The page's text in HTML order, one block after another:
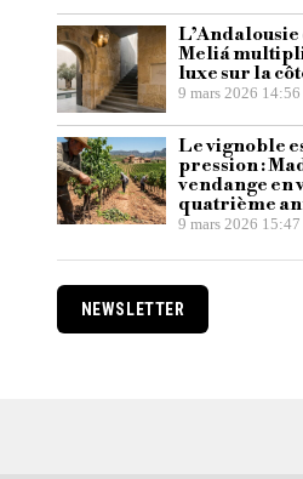
Meliá
luxe sur la
9 mars 2026 14:56
Le vignoble
pression :
vendange en
quatrième
9 mars 2026 15:47
NEWSLETTER